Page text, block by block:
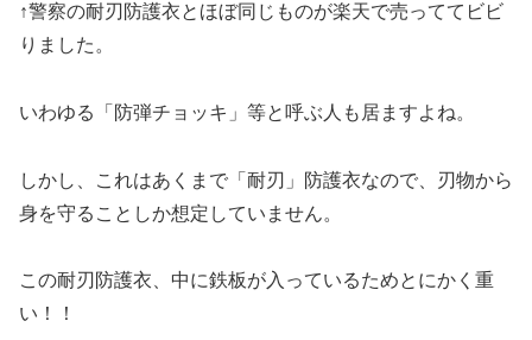
↑警察の耐刃防護衣とほぼ同じものが楽天で売っててビビ
りました。
いわゆる「防弾チョッキ」等と呼ぶ人も居ますよね。
しかし、これはあくまで「耐刃」防護衣なので、刃物から
身を守ることしか想定していません。
この耐刃防護衣、中に鉄板が入っているためとにかく重
い！！